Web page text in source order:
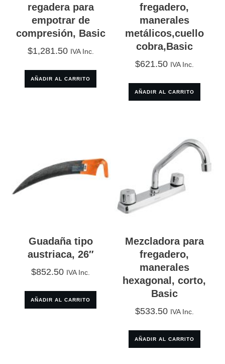
regadera para
empotrar de
compresión, Basic
$1,281.50 IVA Inc.
AÑADIR AL CARRITO
fregadero,
manerales
metálicos,cuello
cobra,Basic
$621.50 IVA Inc.
AÑADIR AL CARRITO
Guadaña tipo
austriaca, 26″
$852.50 IVA Inc.
AÑADIR AL CARRITO
Mezcladora para
fregadero,
manerales
hexagonal, corto,
Basic
$533.50 IVA Inc.
AÑADIR AL CARRITO